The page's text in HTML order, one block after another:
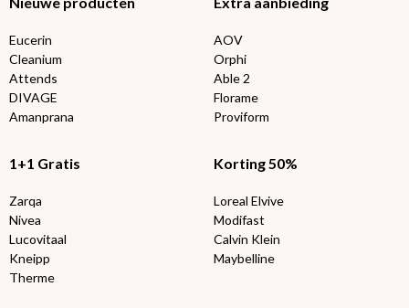
Eucerin
Cleanium
Attends
DIVAGE
Amanprana
AOV
Orphi
Able 2
Florame
Proviform
1+1 Gratis
Zarqa
Nivea
Lucovitaal
Kneipp
Therme
Korting 50%
Loreal Elvive
Modifast
Calvin Klein
Maybelline